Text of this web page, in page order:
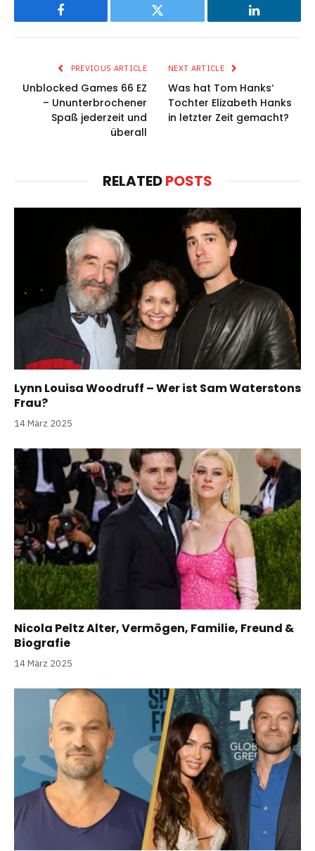
Facebook Twitter LinkedIn
PREVIOUS ARTICLE
Unblocked Games 66 EZ
– Ununterbrochener
Spaß jederzeit und
überall
NEXT ARTICLE
Was hat Tom Hanks‘
Tochter Elizabeth Hanks
in letzter Zeit gemacht?
RELATEDPOSTS
Lynn Louisa Woodruff – Wer ist Sam Waterstons
Frau?
14 März 2025
Nicola Peltz Alter, Vermögen, Familie, Freund &
Biografie
14 März 2025